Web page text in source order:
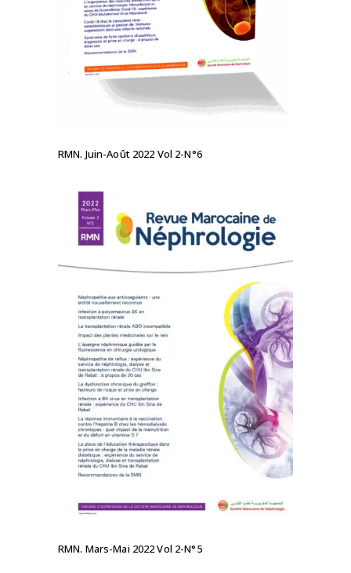
RMN. Juin-Août 2022 Vol 2-N°6
LIRE LA SUITE
RMN. Mars-Mai 2022 Vol 2-N°5